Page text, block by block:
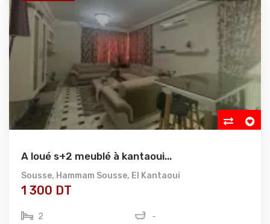
A loué s+2 meublé à kantaoui...
Sousse, Hammam Sousse, El Kantaoui
1 300 DT
2
-